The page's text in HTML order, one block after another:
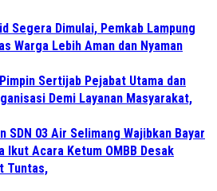
Segera Dimulai, Pemkab Lampung
Warga Lebih Aman dan Nyaman
Sertijab Pejabat Utama dan
Demi Layanan Masyarakat,
SDN 03 Air Selimang Wajibkan Bayar
Ikut Acara Ketum OMBB Desak
Tuntas,